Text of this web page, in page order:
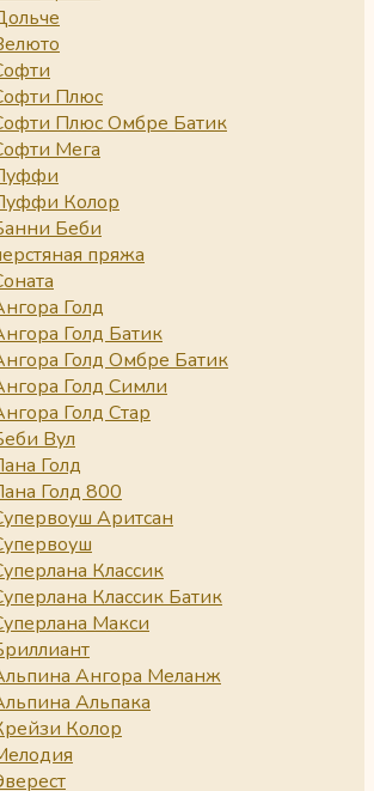
Плюс
Плюс Омбре Батик
Мега
Колор
Беби
пряжа
Голд
Голд Батик
Голд Омбре Батик
Голд Симли
Голд Стар
Вул
Голд
Голд 800
Аритсан
Классик
Классик Батик
Макси
Ангора Меланж
Альпака
Колор